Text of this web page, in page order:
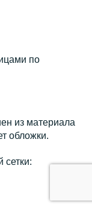
по
из материала
обложки.
сетки: